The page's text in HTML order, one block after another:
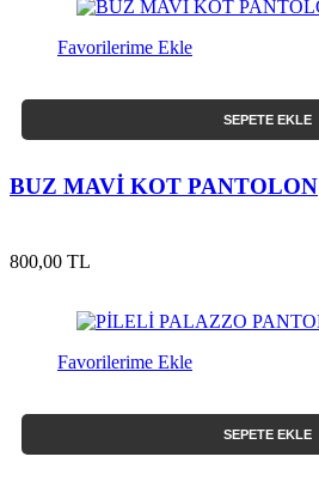
Favorilerime Ekle
SEPETE EKLE
BUZ MAVİ KOT PANTOLON
800,00 TL
Favorilerime Ekle
SEPETE EKLE